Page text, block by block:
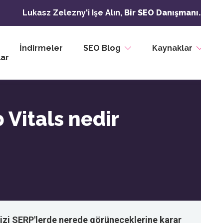
Lukasz Zelezny'i Işe Alın, Bir SEO Danışmanı.
İndirmeler SEO Blog
Kaynaklar
Vitals nedir
SERP'lerde nerede görüneceklerine karar